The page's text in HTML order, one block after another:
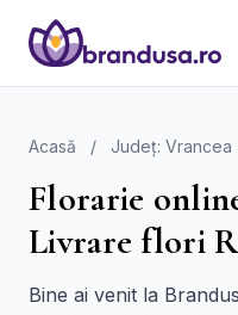
Acasă / Județ: Vrancea
Florarie
Livrare flori
Bine ai venit la